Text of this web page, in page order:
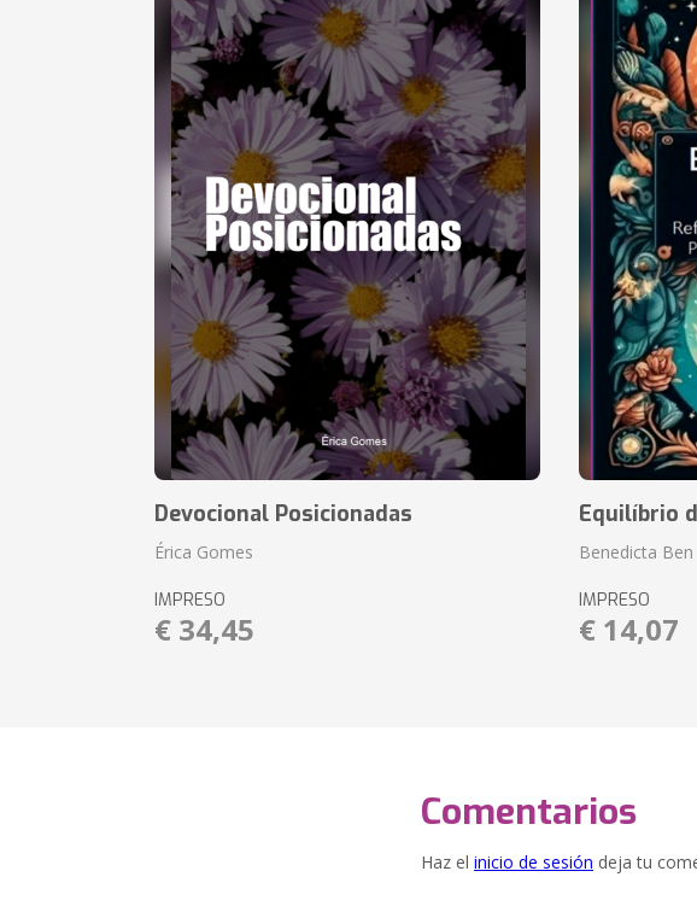
Devocional Posicionadas
Érica Gomes
IMPRESO
€ 34,45
Equilíbrio
Benedicta Ben
IMPRESO
€ 14,07
Comentarios
Haz el inicio de sesión deja tu